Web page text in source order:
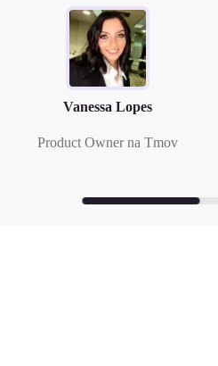
Vanessa Lopes
Product Owner na Tmov